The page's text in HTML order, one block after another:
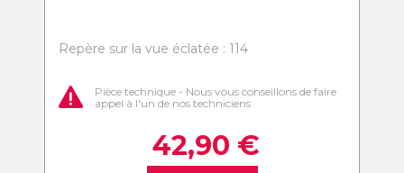
Repère sur la vue éclatée : 114
Pièce technique - Nous vous conseillons de faire
appel à l'un de nos techniciens
42,90 €